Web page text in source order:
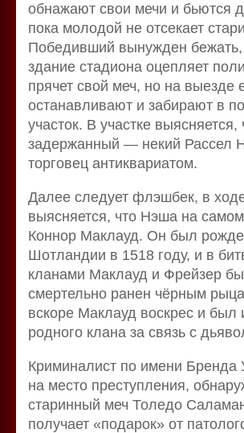
обнажают свои мечи и бьются
пока молодой не отсекает
Победивший вынужден бежать,
здание стадиона оцепляет
прячет свой меч, но на выезде
останавливают и забирают в
участок. В участке выясняется,
задержанный — некий Рассел
торговец антиквариатом.
Далее следует флэшбек, в
выясняется, что Нэша на
Коннор Маклауд. Он был
Шотландии в 1518 году, и в
кланами Маклауд и Фрейзер
смертельно ранен чёрным
вскоре Маклауд воскрес и был
родного клана за связь с
Криминалист по имени Бренда
на место преступления,
старинный меч Толедо
получает «подарок» от